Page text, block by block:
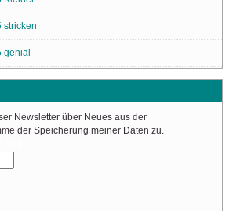
stricken
genial
Newsletter über Neues aus der
der Speicherung meiner Daten zu.